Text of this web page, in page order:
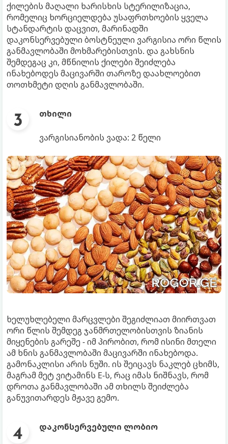
ქილების მაღალი ხარისხის სტერილიზაცია,
რომელიც ხორციელდება უსაფრთხოების ყველა
სტანდარტის დაცვით, მარინადში
დაკონსერვებული ბოსტნეული ვარგისია ორი წლის
განმავლობაში მოხმარებისთვის. და გახსნის
შემდეგაც კი, მწნილის ქილები შეიძლება
ინახებოდეს მაცივარში თაროზე დაახლოებით
თოთხმეტი დღის განმავლობაში.
თხილი
ვარგისიანობის ვადა: 2 წელი
ხელუხლებელი მარცვლები შეგიძლიათ მიირთვათ
ორი წლის შემდეგ ჯანმრთელობისთვის ზიანის
მიყენების გარეშე - იმ პირობით, რომ ისინი მთელი
ამ ხნის განმავლობაში მაცივარში ინახებოდა.
გამონაკლისი არის ნუში. ის შეიცავს ნაკლებ ცხიმს,
მაგრამ მეტ ვიტამინს E-ს, რაც იმას ნიშნავს, რომ
დროთა განმავლობაში ამ თხილს შეიძლება
განუვითარდეს მჟავე გემო.
დაკონსერვებული ლობიო